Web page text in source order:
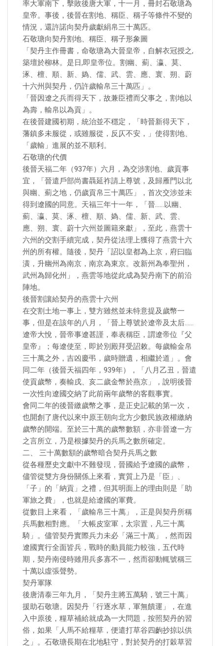
率大軍南下，擊敗後唐大軍，十一月，冊封石敬瑭為
皇帝。事後，後晉在割地、稱臣、稱子等條件不變的
情況，還許諾向契丹歲獻絹帛三十萬匹。
石敬瑭向契丹割地、稱臣、稱子形象圖
「契丹主作冊書，命敬瑭為大晉皇帝，自解衣冠授之,
築壇於柳林。是日,即皇帝位。割幽、薊、瀛、莫、
涿、檀、順、新、媯、儒、武、雲、應、寰、朔、蔚
十六州與契丹，仍許歲輸帛三十萬匹」。
「晉因遼之兵而得天下，故兼臣禮而父事之，割地以
為壽，輸帛以為貢」。
在後晉建國初期，統治並不穩定，「時晉新得天下，
藩鎮多未服從，或雖服從，反仄不安，」使得割地、
「歲輸」進展的並不順利。
石敬瑭的代價
後晉天福二年（937年）六月，為交涉割地、歲貢事
宜，「晉遣戶部尚書聶延祚請上尊號，及歸雁門以北
與幽、薊之地，仍歲貢帛三十萬匹」，首次交涉並未
得到遼國的同意。天福三年十一年，「晉……以幽、
薊、瀛、莫、涿、檀、順、媯、儒、新、武、雲、
應、朔、寰、蔚十六州並圖籍來獻」，至此，燕雲十
六州的交割手續完成，契丹從法理上獲得了燕雲十六
州的所有權。隨後，契丹「詔以皇都為上京，府曰臨
潢，升幽州為南京，南京為東京。改新州為奉聖州，
武州為歸化州」，燕雲等地從此成為契丹南下的前沿
陣地。
後晉割讓給契丹的燕雲十六州
在交割土地一事上，雙方雖然並未特意提及歲幣一
事，但是在該年的八月，「晉上尊號於遼帝及太后……
遼帝大悅，晉帝事遼甚謹，奉表稱臣，謂遼帝位『父
皇帝』；每遼使至，即於別殿拜受詔敕。每歲輸金帛
三十萬之外，吉凶慶弔，歲時贈遺，相繼於道」。會
同二年（後晉天福四年，939年），「八月乙丑，晉遣
使貢歲幣，奏輸戌、亥二歲金幣於燕京」，說明後晉
一次性向遼國交納了此前兩年歲幣的客觀事實。
會同二年的後晉繳歲幣之事，是正史記載的第一次，
也開創了唐代以來中原王朝向北方少數民族政權繳納
歲幣的開端。至於三十萬的歲幣數額，亦非晉遼一方
之言所立，乃是根據契丹的兵馬之數所確定。
二、 三十萬數額的歲幣暗合契丹兵馬之數
從各種歷史文獻中不難發現，晉國給予遼國的歲幣，
儘管從雙方身份關係上來看，實質上乃是「臣」、
「子」的「納貢」之禮，但其明面上的理由則是「助
軍旅之費」，也就是給遼國的軍費。
從數目上來看，「歲輸帛三十萬」，正是與契丹所稱
兵馬數相對應。「大帳皮室軍，太宗置，凡三十萬
騎」。儘管契丹實際兵力未必「滿三十萬」，然而因
遼國實行全面皆兵，戰時的動員能力較強，五代時
期，契丹南侵時雖用兵多寡不一，然而卻動輒號稱三
十萬以虛張聲勢。
契丹軍隊
後唐清泰三年九月，「契丹主將五萬騎，號三十萬」
援助石敬瑭。因契丹「行逐水草，軍無饋運」，在進
入中原後，糧草補給就成為一大問題，按照契丹的習
俗，如果「人馬不給糧草，便遣打草谷四齣抄掠以供
之」。石敬瑭長期在北地駐守，對於契丹的打穀草習